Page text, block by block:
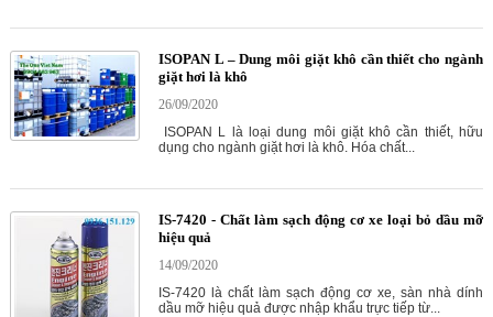
ISOPAN L – Dung môi giặt khô cần thiết cho ngành
giặt hơi là khô
26/09/2020
ISOPAN L là loại dung môi giặt khô cần thiết, hữu
dụng cho ngành giặt hơi là khô. Hóa chất...
IS-7420 - Chất làm sạch động cơ xe loại bỏ dầu mỡ
hiệu quả
14/09/2020
IS-7420 là chất làm sạch động cơ xe, sàn nhà dính
dầu mỡ hiệu quả được nhập khẩu trực tiếp từ...